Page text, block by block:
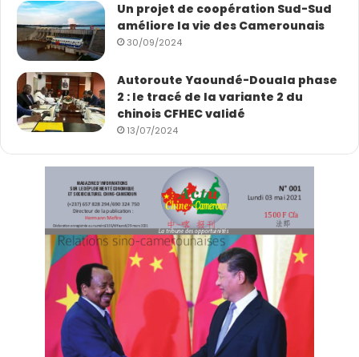
Un projet de coopération Sud-Sud
améliore la vie des Camerounais
30/09/2024
Autoroute Yaoundé-Douala phase
2 : le tracé de la variante 2 du
chinois CFHEC validé
13/07/2024